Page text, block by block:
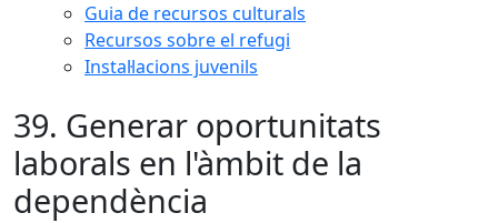
Guia de recursos culturals
Recursos sobre el refugi
Instal·lacions juvenils
39. Generar oportunitats
laborals en l'àmbit de la
dependència